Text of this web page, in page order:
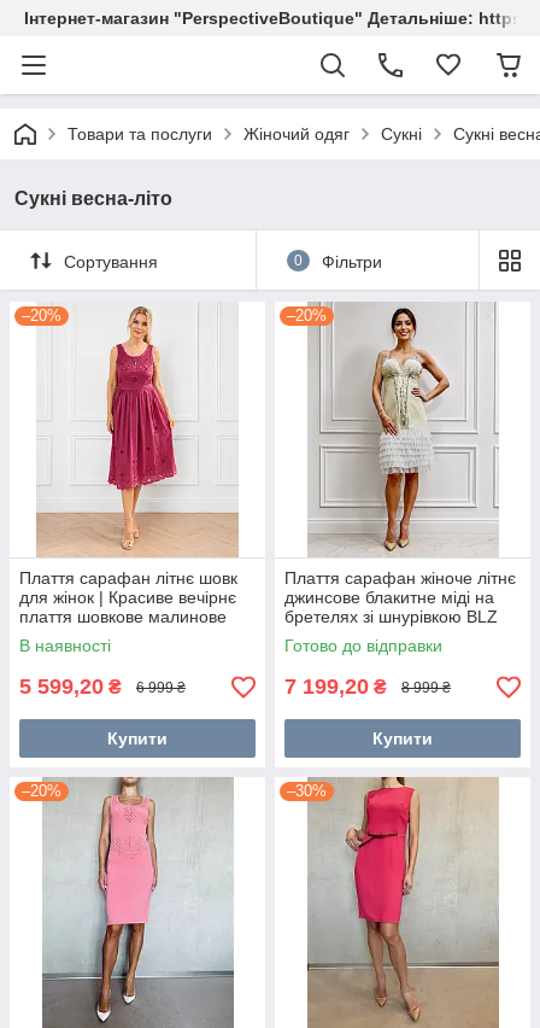
Інтернет-магазин "PerspectiveBoutique" Детальніше:
Товари та послуги Жіночий одяг Сукні Сукні
Сукні весна-літо
Сортування 0 Фільтри
–20%
Плаття сарафан літнє шовк
для жінок | Красиве вечірнє
плаття шовкове малинове
розмір 36
В наявності
5 599,20 ₴ 6 999 ₴
Купити
–20%
Плаття сарафан жіноче літнє
джинсове блакитне міді на
бретелях зі шнурівкою BLZ
38
Готово до відправки
7 199,20 ₴ 8 999 ₴
Купити
–20% –30%